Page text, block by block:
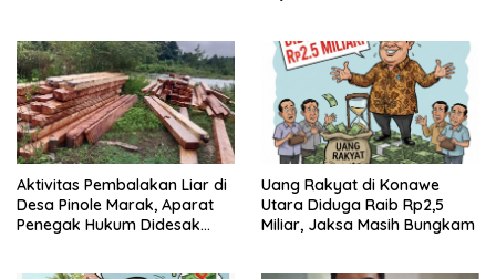
Aktivitas Pembalakan Liar di
Desa Pinole Marak, Aparat
Penegak Hukum Didesak
Uang Rakyat di Konawe
Utara Diduga Raib Rp2,5
Miliar, Jaksa Masih Bungkam